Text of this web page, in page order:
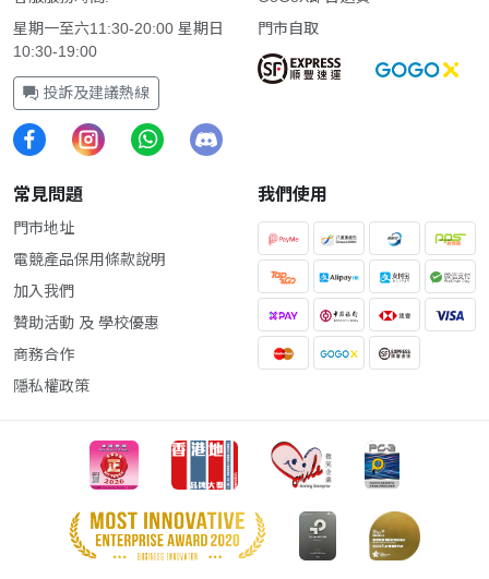
星期一至六11:30-20:00 星期日
10:30-19:00
投訴及建議熱線
門市自取
常見問題
門市地址
電競產品保用條款說明
加入我們
贊助活動 及 學校優惠
商務合作
隱私權政策
我們使用